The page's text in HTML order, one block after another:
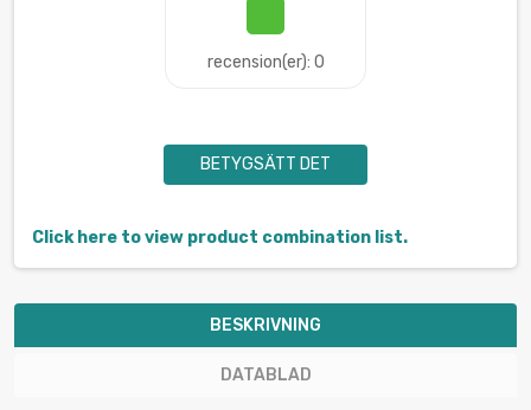
recension(er): 0
BETYGSÄTT DET
Click here to view product combination list.
BESKRIVNING
DATABLAD